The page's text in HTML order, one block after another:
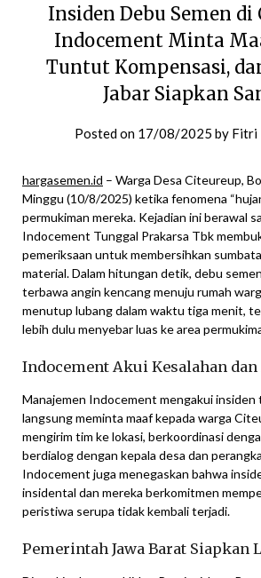
Insiden Debu Semen di
Indocement Minta
Tuntut Kompensasi,
Jabar Siapkan
Posted on 17/08/2025 by Fitri
hargasemen.id – Warga Desa Citeureup,
Minggu (10/8/2025) ketika fenomena
permukiman mereka. Kejadian ini berawal
Indocement Tunggal Prakarsa Tbk
pemeriksaan untuk membersihkan
material. Dalam hitungan detik, debu
terbawa angin kencang menuju rumah
menutup lubang dalam waktu tiga menit,
lebih dulu menyebar luas ke area
Indocement Akui Kesalahan
Manajemen Indocement mengakui
langsung meminta maaf kepada warga
mengirim tim ke lokasi, berkoordinasi
berdialog dengan kepala desa dan
Indocement juga menegaskan bahwa
insidental dan mereka berkomitmen
peristiwa serupa tidak kembali terjadi.
Pemerintah Jawa Barat Siapkan